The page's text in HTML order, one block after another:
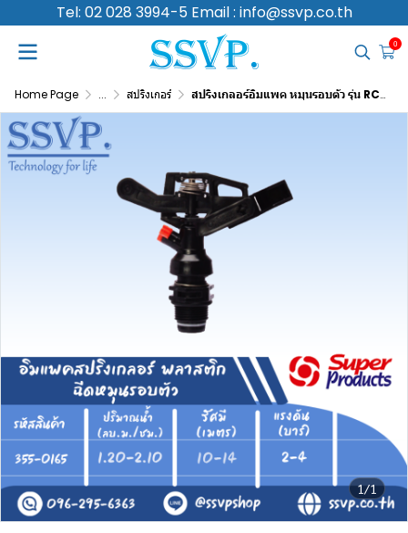
Tel: 02 028 3994-5 Email : info@ssvp.co.th
0
Home Page ... สปริงเกอร์ สปริงเกลอร์อิมแพค หมุนรอบตัว รุ่น RC 165 รหัส 355-0165 (แพ็ค 1 ตัว)
1/1